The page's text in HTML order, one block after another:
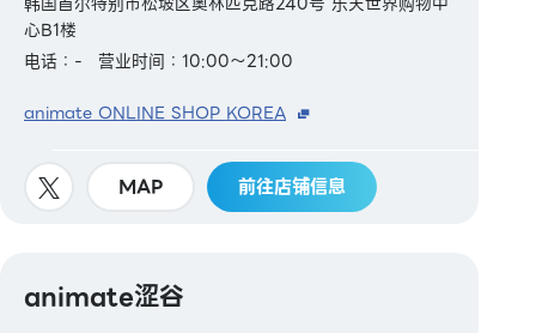
心B1楼
电话：-
营业时间：10:00～21:00
animate ONLINE SHOP KOREA
MAP 前往店铺信息
animate涩谷